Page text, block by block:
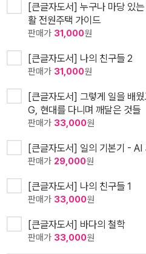
[큰글자도서] 누구나 마당 있
활 전원주택 가이드
판매가 31,000원
[큰글자도서] 나의 친구들 2
판매가 31,000원
[큰글자도서] 그렇게 일을 배
G, 현대를 다니며 깨달은 것들
판매가 33,000원
[큰글자도서] 일의 기본기 - AI
판매가 29,000원
[큰글자도서] 나의 친구들 1
판매가 33,000원
[큰글자도서] 바다의 철학
판매가 33,000원